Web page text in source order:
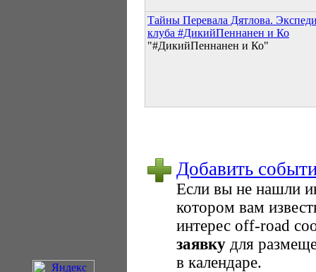
Тайны Перевала Дятлова.
клуба #ДикийПеннанен и Ко
"#ДикийПеннанен и Ко"
Добавить
Если вы не нашли
котором вам
интерес оff-road
заявку для
в календаре.